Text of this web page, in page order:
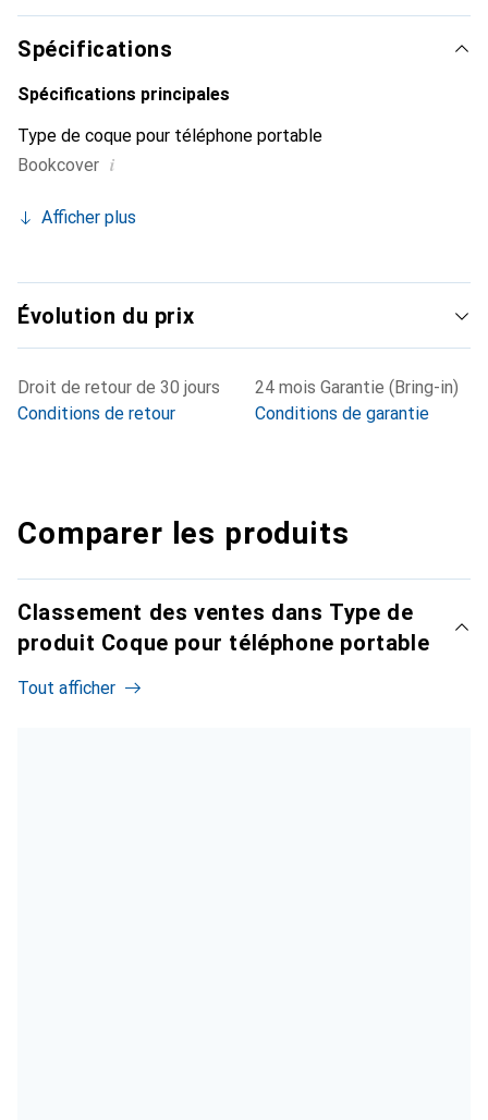
marque Noreve est un choix sûr pour une clientèle
exigeante.
Spécifications
Spécifications principales
Type de coque pour téléphone portable
Bookcover i
Afficher plus
Évolution du prix
Droit de retour de 30 jours
Conditions de retour
24 mois Garantie (Bring-in)
Conditions de garantie
Comparer les produits
Classement des ventes dans Type de
produit Coque pour téléphone portable
Tout afficher